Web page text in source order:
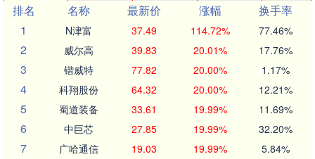
排名
名称 最新价 涨幅
换手率
1
N津富 37.49 114.72% 77.46%
2 威尔高 39.83 20.01% 17.76%
3 锴威特 77.82 20.00% 1.17%
4 科翔股份 64.32 20.00% 12.21%
5 蜀道装备 33.61 19.99% 11.69%
6 中巨芯 27.85 19.99% 32.20%
7 广哈通信 19.03 19.99% 5.84%